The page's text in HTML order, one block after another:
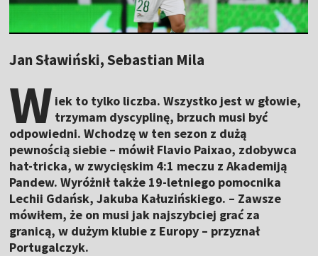
Jan Sławiński, Sebastian Mila
W iek to tylko liczba. Wszystko jest w głowie,
trzymam dyscyplinę, brzuch musi być
odpowiedni. Wchodzę w ten sezon z dużą
pewnością siebie – mówił Flavio Paixao, zdobywca
hat-tricka, w zwycięskim 4:1 meczu z Akademiją
Pandew. Wyróżnił także 19-letniego pomocnika
Lechii Gdańsk, Jakuba Kałuzińskiego. – Zawsze
mówiłem, że on musi jak najszybciej grać za
granicą, w dużym klubie z Europy – przyznał
Portugalczyk.